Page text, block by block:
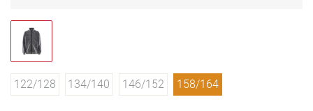
122/128 134/140 146/152 158/164